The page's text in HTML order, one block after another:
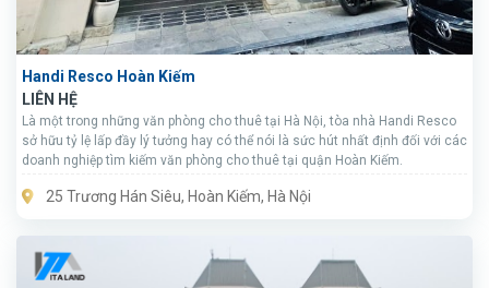
Handi Resco Hoàn Kiếm
LIÊN HỆ
Là một trong những văn phòng cho thuê tại Hà Nội, tòa nhà Handi Resco
sở hữu tỷ lệ lấp đầy lý tưởng hay có thể nói là sức hút nhất định đối với các
doanh nghiệp tìm kiếm văn phòng cho thuê tại quận Hoàn Kiếm.
25 Trương Hán Siêu, Hoàn Kiếm, Hà Nội